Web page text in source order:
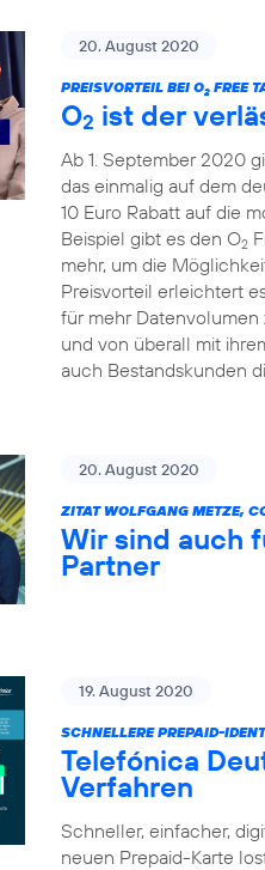
20. August 2020
PREISVORTEIL BEI O2 FREE
O2 ist der
Ab 1. September 2020
das einmalig auf dem
10 Euro Rabatt auf die
Beispiel gibt es den O2
mehr, um die
Preisvorteil erleichtert
für mehr
und von überall mit
auch Bestandskunden
20. August 2020
ZITAT WOLFGANG METZE,
Wir sind auch
Partner
19. August 2020
SCHNELLERE PREPAID-
Telefónica
Verfahren
Schneller, einfacher,
neuen Prepaid-Karte